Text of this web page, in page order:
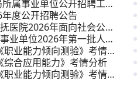
属事业单位公开招聘工作
度公开招聘公告
医院2026年面向社会公开
业单位2026年第一批人才
业能力倾向测验》考情分
综合应用能力》考情分析
业能力倾向测验》考情分